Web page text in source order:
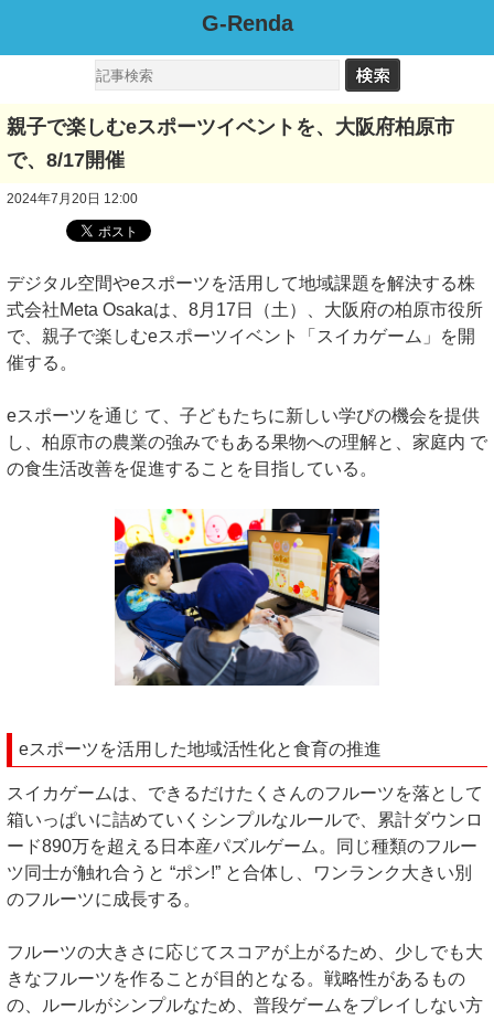
G-Renda
親子で楽しむeスポーツイベントを、大阪府柏原市
で、8/17開催
2024年7月20日 12:00
デジタル空間やeスポーツを活用して地域課題を解決する株
式会社Meta Osakaは、8月17日（土）、大阪府の柏原市役所
で、親子で楽しむeスポーツイベント「スイカゲーム」を開
催する。
eスポーツを通じ て、子どもたちに新しい学びの機会を提供
し、柏原市の農業の強みでもある果物への理解と、家庭内 で
の食生活改善を促進することを目指している。
eスポーツを活用した地域活性化と食育の推進
スイカゲームは、できるだけたくさんのフルーツを落として
箱いっぱいに詰めていくシンプルなルールで、累計ダウンロ
ード890万を超える日本産パズルゲーム。同じ種類のフルー
ツ同士が触れ合うと “ポン!” と合体し、ワンランク大きい別
のフルーツに成長する。
フルーツの大きさに応じてスコアが上がるため、少しでも大
きなフルーツを作ることが目的となる。戦略性があるもの
の、ルールがシンプルなため、普段ゲームをプレイしない方